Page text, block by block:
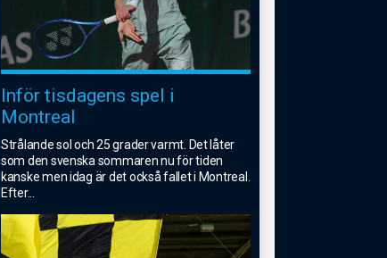
Inför tisdagens spel i
Montreal
Strålande sol och 25 grader varmt. Det låter
som den svenska sommaren nu för tiden
kanske men idag är det också fallet i Montreal.
Efter...